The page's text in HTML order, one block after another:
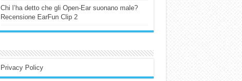
Chi l’ha detto che gli Open-Ear suonano male?
Recensione EarFun Clip 2
Privacy Policy